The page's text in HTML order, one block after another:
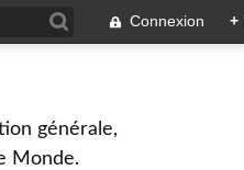
Connexion +
générale,
Monde.